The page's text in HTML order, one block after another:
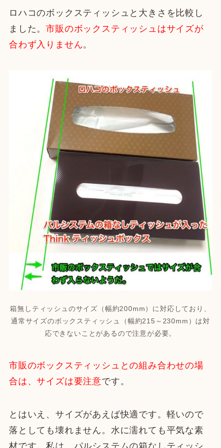
ロハコのボックスティッシュと大きさを比較し
ました。市販のボックスティッシュはサイズが
合わず入りません。
箱無しティッシュのサイズ（幅約200mm）に対応しており、
通常サイズのボックスティッシュ（幅約215～230mm）は対
応できないことがあるので注意が必要。
市販のボックスティッシュとの組み合わせの場
合は、サイズは要注意です。
とはいえ、サイズがあえば快適です。軽いので
落としても壊れません。水に濡れても平気な素